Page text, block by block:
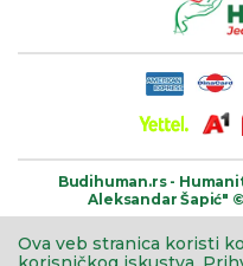
Budihuman.rs -
Aleksandar Šapić"
Ova veb stranica koristi